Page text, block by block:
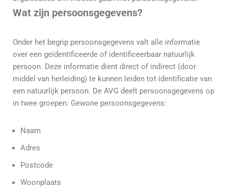
Wat zijn persoonsgegevens?
Onder het begrip persoonsgegevens valt alle informatie
over een geïdentificeerde of identificeerbaar natuurlijk
persoon. Deze informatie dient direct of indirect (door
middel van herleiding) te kunnen leiden tot identificatie van
een natuurlijk persoon. De AVG deelt persoonsgegevens op
in twee groepen: Gewone persoonsgegevens:
Naam
Adres
Postcode
Woonplaats